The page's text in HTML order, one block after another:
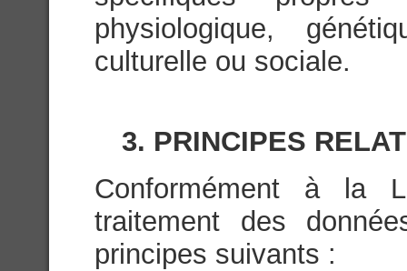
physiologique,
culturelle ou sociale.
3. PRINCIPES
Conformément à la
traitement des
principes suivants :